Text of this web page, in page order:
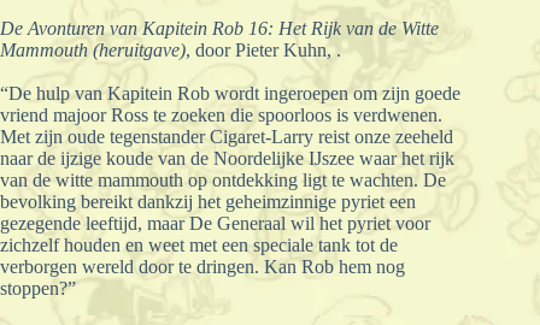
De Avonturen van Kapitein Rob 16: Het Rijk van de Witte
Mammouth (heruitgave), door Pieter Kuhn, .
“De hulp van Kapitein Rob wordt ingeroepen om zijn goede
vriend majoor Ross te zoeken die spoorloos is verdwenen.
Met zijn oude tegenstander Cigaret-Larry reist onze zeeheld
naar de ijzige koude van de Noordelijke IJszee waar het rijk
van de witte mammouth op ontdekking ligt te wachten. De
bevolking bereikt dankzij het geheimzinnige pyriet een
gezegende leeftijd, maar De Generaal wil het pyriet voor
zichzelf houden en weet met een speciale tank tot de
verborgen wereld door te dringen. Kan Rob hem nog
stoppen?”